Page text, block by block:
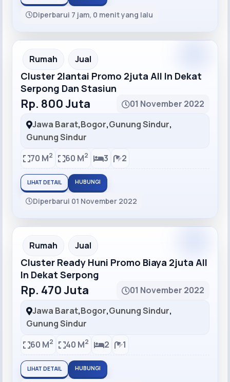
Diperbarui 7 jam, 0 menit yang lalu
Recommended
Rumah Jual
Cluster 2lantai Promo 2juta All In Dekat
Serpong Dan Stasiun
Rp. 800 Juta
01 November 2022
Jawa Barat,Bogor,Gunung Sindur,
Gunung Sindur
70 M2 60 M2 3 2
LIHAT DETAIL HUBUNGI
Diperbarui 01 November 2022
Recommended
Rumah Jual
Cluster Ready Huni Promo Biaya 2juta All
In Dekat Serpong
Rp. 470 Juta
01 November 2022
Jawa Barat,Bogor,Gunung Sindur,
Gunung Sindur
60 M2 40 M2 2 1
LIHAT DETAIL HUBUNGI